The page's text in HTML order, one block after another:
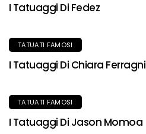
I Tatuaggi Di Fedez
TATUATI FAMOSI
I Tatuaggi Di Chiara Ferragni
TATUATI FAMOSI
I Tatuaggi Di Jason Momoa